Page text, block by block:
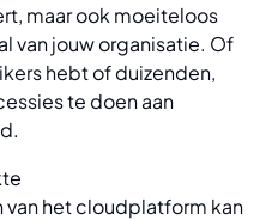
maar ook moeiteloos
van jouw organisatie. Of
hebt of duizenden,
te doen aan
het cloudplatform kan